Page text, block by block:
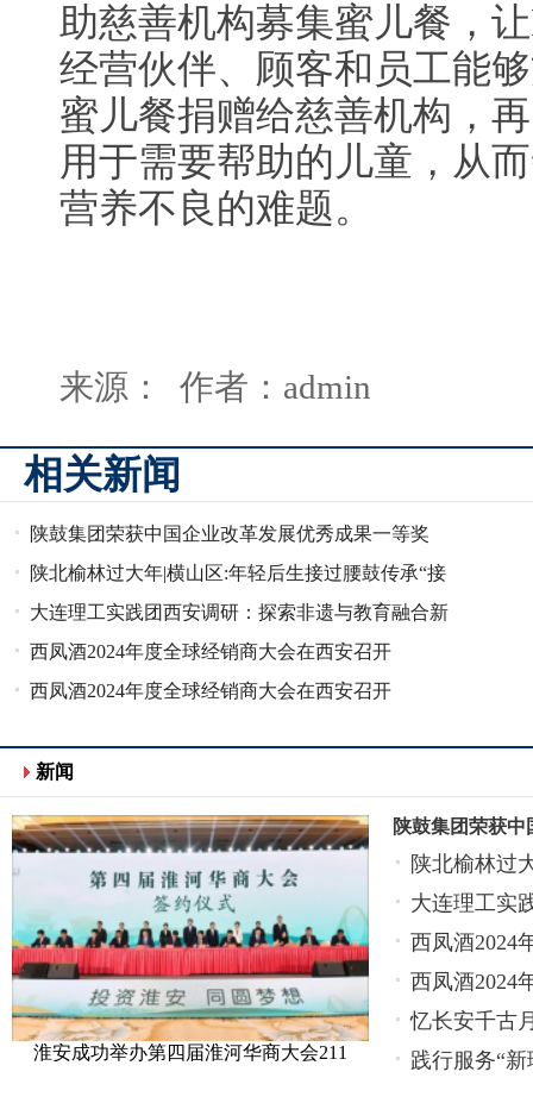
助慈善机构募集蜜儿餐，
经营伙伴、顾客和员工能
蜜儿餐捐赠给慈善机构，
用于需要帮助的儿童，从
营养不良的难题。
来源： 作者：admin
相关新闻
陕鼓集团荣获中国企业改革发展优秀成果一等奖
陕北榆林过大年|横山区:年轻后生接过腰鼓传承“接
力棒”
大连理工实践团西安调研：探索非遗与教育融合新
路径
西凤酒2024年度全球经销商大会在西安召开
西凤酒2024年度全球经销商大会在西安召开
新闻
淮安成功举办第四届淮河华商大会211
陕鼓集团荣获
陕北榆林过
大连理工实
西凤酒2024
西凤酒2024
忆长安千古
践行服务“